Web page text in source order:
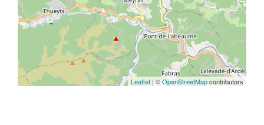
Leaflet | ©OpenStreetMapcontributors